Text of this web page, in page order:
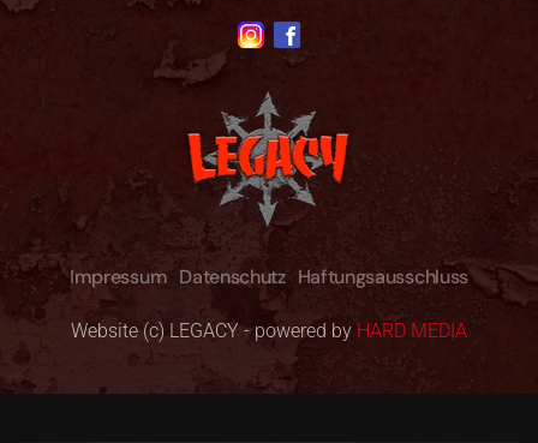
Impressum Datenschutz Haftungsausschluss
Website (c) LEGACY - powered by HARD MEDIA